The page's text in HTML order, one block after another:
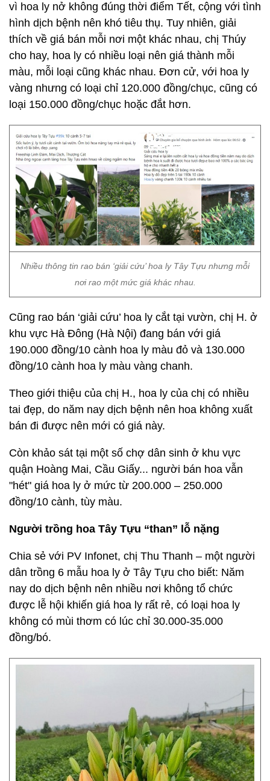
vì hoa ly nở không đúng thời điểm Tết, cộng với tình
hình dịch bệnh nên khó tiêu thụ. Tuy nhiên, giải
thích về giá bán mỗi nơi một khác nhau, chị Thúy
cho hay, hoa ly có nhiều loại nên giá thành mỗi
màu, mỗi loại cũng khác nhau. Đơn cử, với hoa ly
vàng nhưng có loại chỉ 120.000 đồng/chục, cũng có
loại 150.000 đồng/chục hoặc đắt hơn.
Nhiều thông tin rao bán ‘giải cứu’ hoa ly Tây Tựu nhưng mỗi
nơi rao một mức giá khác nhau.
Cũng rao bán ‘giải cứu’ hoa ly cắt tại vườn, chị H. ở
khu vực Hà Đông (Hà Nội) đang bán với giá
190.000 đồng/10 cành hoa ly màu đỏ và 130.000
đồng/10 cành hoa ly màu vàng chanh.
Theo giới thiệu của chị H., hoa ly của chị có nhiều
tai đẹp, do năm nay dịch bệnh nên hoa không xuất
bán đi được nên mới có giá này.
Còn khảo sát tại một số chợ dân sinh ở khu vực
quận Hoàng Mai, Cầu Giấy... người bán hoa vẫn
"hét" giá hoa ly ở mức từ 200.000 – 250.000
đồng/10 cành, tùy màu.
Người trồng hoa Tây Tựu “than” lỗ nặng
Chia sẻ với PV Infonet, chị Thu Thanh – một người
dân trồng 6 mẫu hoa ly ở Tây Tựu cho biết: Năm
nay do dịch bệnh nên nhiều nơi không tổ chức
được lễ hội khiến giá hoa ly rất rẻ, có loại hoa ly
không có mùi thơm có lúc chỉ 30.000-35.000
đồng/bó.